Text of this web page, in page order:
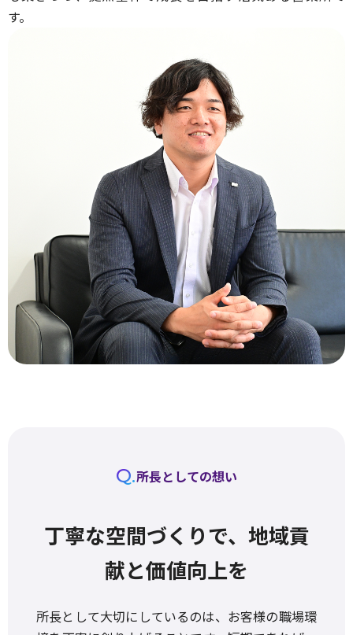
す。
Q.所長としての想い
丁寧な空間づくりで、地域貢
献と価値向上を
所長として大切にしているのは、お客様の職場環